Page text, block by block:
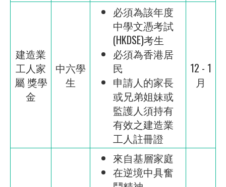
建造業
工人家
屬 獎學
金
中六學
生
必須為該年度
中學文憑考試
(HKDSE)考生
必須為香港居
民
申請人的家長
或兄弟姐妹或
監護人須持有
有效之建造業
工人註冊證
12 - 1
月
來自基層家庭
在逆境中具奮